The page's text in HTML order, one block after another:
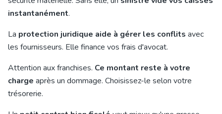
instantanément.
La protection juridique aide à gérer les conflits avec
les fournisseurs. Elle finance vos frais d'avocat.
Attention aux franchises. Ce montant reste à votre
charge après un dommage. Choisissez-le selon votre
trésorerie.